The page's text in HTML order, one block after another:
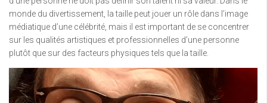
monde du divertissement, la taille peut jouer un rôle dans l’image
médiatique d’une célébrité, mais il est important de se concentrer
sur les qualités artistiques et professionnelles d’une personne
plutôt que sur des facteurs physiques tels que la taille.